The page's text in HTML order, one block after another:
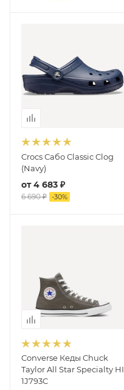
Crocs Сабо Classic Clog
(Navy)
от4 683 ₽
6 690 ₽ -30%
Converse Кеды Chuck
Taylor All Star Specialty HI
1J793C